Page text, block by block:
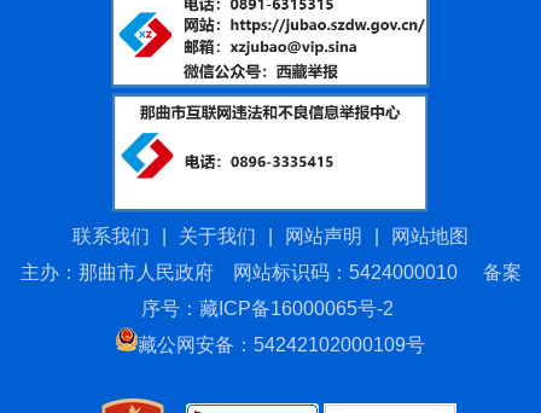
联系我们 关于我们 网站声明
网站地图
主办：那曲市人民政府 网站标识码：5424000010
备案
序号：藏ICP备16000065号-2
藏公网安备：54242102000109号